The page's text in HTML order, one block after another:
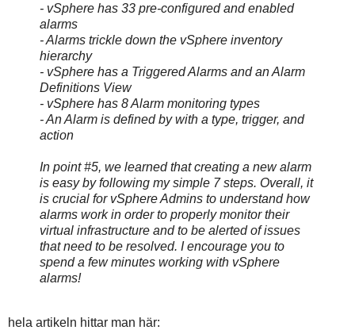
- vSphere has 33 pre-configured and enabled
alarms
- Alarms trickle down the vSphere inventory
hierarchy
- vSphere has a Triggered Alarms and an Alarm
Definitions View
- vSphere has 8 Alarm monitoring types
- An Alarm is defined by with a type, trigger, and
action
In point #5, we learned that creating a new alarm
is easy by following my simple 7 steps. Overall, it
is crucial for vSphere Admins to understand how
alarms work in order to properly monitor their
virtual infrastructure and to be alerted of issues
that need to be resolved. I encourage you to
spend a few minutes working with vSphere
alarms!
hela artikeln hittar man här: